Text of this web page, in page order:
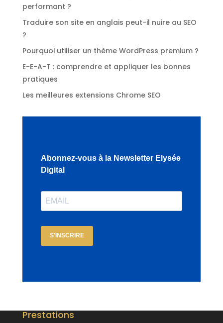
performant ?
Traduire son site en anglais peut-il nuire au SEO
?
Pourquoi utiliser un thème WordPress premium ?
E-E-A-T : comprendre et appliquer les bonnes
pratiques
Les meilleures extensions Chrome SEO
Abonnez-vous à la Newsletter Elysée
Digital
S'INSCRIRE
Prestations